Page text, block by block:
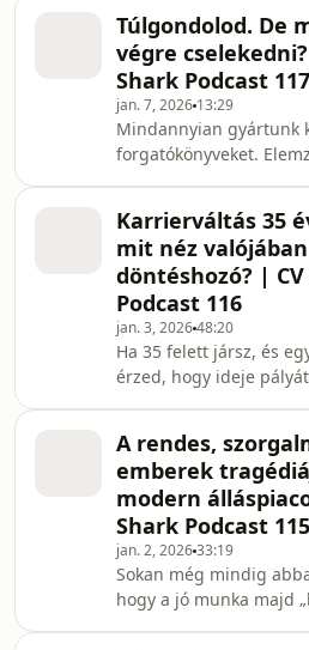
mondatok, [...] The
leegyszerűsített ok-
önfelmentő vagy
narratívák vezetik a
interjút kapok, tehát jó a
kaptam ajánlatot, tehát
voltam.”Ezek
csak éppen logikailag
a podcast sorozatban
hibákatt és t
Túlgondolod. De
végre
Shark Podcast 117
jan. 7, 2026 13:29
Mindannyian gyártunk
forgatókönyveket.
gond csak az, hogy
zajlik a „nagy élet”,
valóságban nem
döntesz. Nem lépsz.
közben telik az életed.
epizódban arról
válik a túlgondolás egy
The post Túlgondolod.
Karrierváltás 35
mit néz
döntéshozó? |
Podcast 116
jan. 3, 202648:20
Ha 35 felett jársz, és
érzed, hogy ideje
CV-t”, hanem arról, mit
a döntéshozó, amikor
karrierváltó ül vele
Végigvesszük a top 3
elengedhetetlen ahhoz,
korban komolyan [...] The post
Karrierváltás 35 év
valójában a dön
A rendes,
emberek
modern
Shark Podcast 115
jan. 2, 202633:19
Sokan még mindig
hogy a jó munka majd